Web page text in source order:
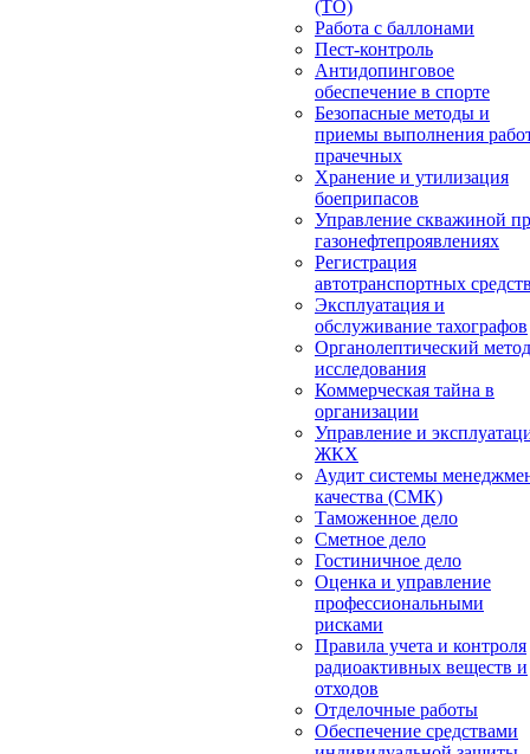
(ТО)
Работа с баллонами
Пест-контроль
Антидопинговое
обеспечение в спорте
Безопасные методы и
приемы выполнения
прачечных
Хранение и утилизация
боеприпасов
Управление скважиной
газонефтепроявлениях
Регистрация
автотранспортных
Эксплуатация и
обслуживание тахографов
Органолептический метод
исследования
Коммерческая тайна в
организации
Управление и
ЖКХ
Аудит системы
качества (СМК)
Таможенное дело
Сметное дело
Гостиничное дело
Оценка и управление
профессиональными
рисками
Правила учета и контроля
радиоактивных веществ и
отходов
Отделочные работы
Обеспечение средствами